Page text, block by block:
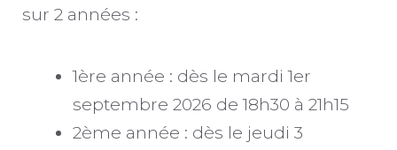
sur 2 années :
1ère année : dès le mardi 1er
septembre 2026 de 18h30 à 21h15
2ème année : dès le jeudi 3